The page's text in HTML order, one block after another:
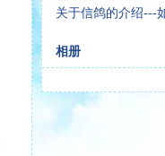
关于信鸽的介绍---
相册